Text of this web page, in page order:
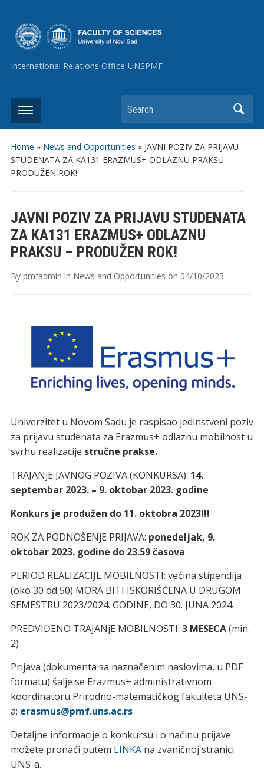
International Relations Office UNSPMF
Search
Home » News and Opportunities » JAVNI POZIV ZA PRIJAVU
STUDENATA ZA KA131 ERAZMUS+ ODLAZNU PRAKSU –
PRODUŽEN ROK!
JAVNI POZIV ZA PRIJAVU STUDENATA
ZA KA131 ERAZMUS+ ODLAZNU
PRAKSU – PRODUŽEN ROK!
By pmfadmin in News and Opportunities on 04/10/2023.
Univerzitet u Novom Sadu je raspisao jedinstveni poziv
za prijavu studenata za Erazmus+ odlaznu mobilnost u
svrhu realizacije stručne prakse.
TRAJANjE JAVNOG POZIVA (KONKURSA): 14.
septembar 2023. – 9. oktobar 2023. godine
Konkurs je produžen do 11. oktobra 2023!!!
ROK ZA PODNOŠENjE PRIJAVA: ponedeljak, 9.
oktobar 2023. godine do 23.59 časova
PERIOD REALIZACIJE MOBILNOSTI: većina stipendija
(oko 30 od 50) MORA BITI ISKORIŠĆENA U DRUGOM
SEMESTRU 2023/2024. GODINE, DO 30. JUNA 2024.
PREDVIĐENO TRAJANjE MOBILNOSTI: 3 MESECA(min.
2)
Prijava (dokumenta sa naznačenim naslovima, u PDF
formatu) šalje se Erazmus+ administrativnom
koordinatoru Prirodno-matematičkog fakulteta UNS-
a: erasmus@pmf.uns.ac.rs
Detaljne informacije o konkursu i o načinu prijave
možete pronaći putem LINKAna zvaničnoj stranici
UNS-a.